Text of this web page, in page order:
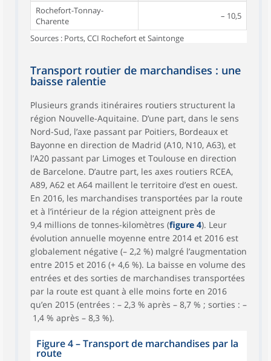
Rochefort-Tonnay-
Charente
– 10,5
Sources : Ports, CCI Rochefort et Saintonge
Transport routier de marchandises : une
baisse ralentie
Plusieurs grands itinéraires routiers structurent la
région Nouvelle-Aquitaine. D’une part, dans le sens
Nord-Sud, l’axe passant par Poitiers, Bordeaux et
Bayonne en direction de Madrid (A10, N10, A63), et
l’A20 passant par Limoges et Toulouse en direction
de Barcelone. D’autre part, les axes routiers RCEA,
A89, A62 et A64 maillent le territoire d’est en ouest.
En 2016, les marchandises transportées par la route
et à l’intérieur de la région atteignent près de
9,4 millions de tonnes-kilomètres (figure 4). Leur
évolution annuelle moyenne entre 2014 et 2016 est
globalement négative (– 2,2 %) malgré l’augmentation
entre 2015 et 2016 (+ 4,6 %). La baisse en volume des
entrées et des sorties de marchandises transportées
par la route est quant à elle moins forte en 2016
qu’en 2015 (entrées : – 2,3 % après – 8,7 % ; sorties : –
1,4 % après – 8,3 %).
Figure 4–Transport de marchandises par la
route